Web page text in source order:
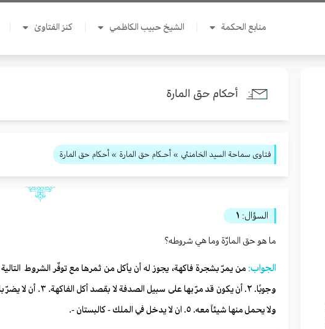
منابع الحكمة الشيخ حبيب الكاظمي كنز الفتاوىٰ
أحكام حق المارة
فتاوى سماحة السيد الخامنئي » أحـكام حق المارة » أحكام حق المارة
السؤال: ١
ما هو حق المارّة وما هي شروطه؟
الجواب:
ولا يحمل منها شيئاً معه. ٥. ان لا يدخل في الملك - كالبستان -.